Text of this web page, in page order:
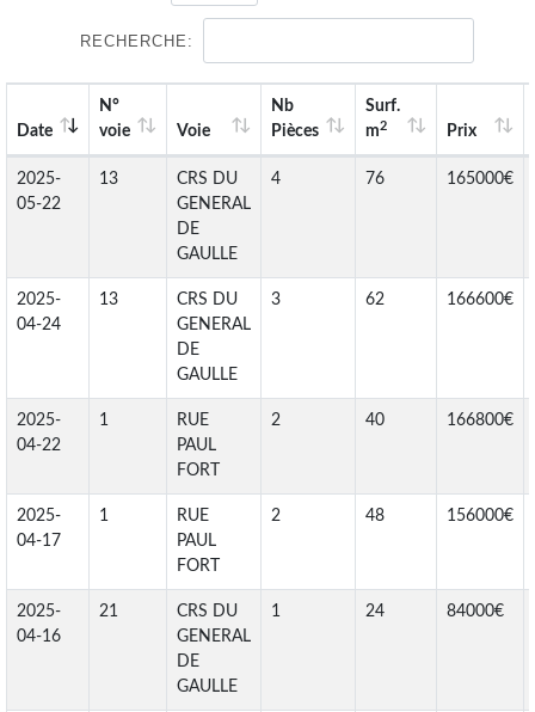
RECHERCHE:
Date
N°
voie
Voie
Nb
Pièces
Surf.
m2 Prix
2025-
05-22
13
CRS DU
GENERAL
DE
GAULLE
4 76 165000€
2025-
04-24
13
CRS DU
GENERAL
DE
GAULLE
3 62 166600€
2025-
04-22
1
RUE
PAUL
FORT
2 40 166800€
2025-
04-17
1
RUE
PAUL
FORT
2 48 156000€
2025-
04-16
21
CRS DU
GENERAL
DE
GAULLE
1 24 84000€